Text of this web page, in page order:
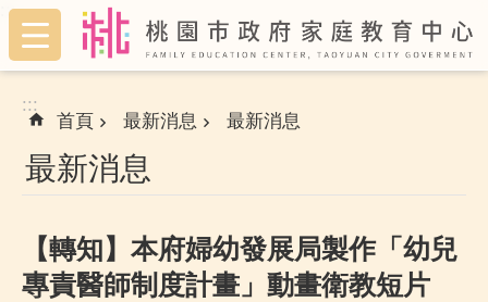
跳到主要內容區塊
:::
:::
首頁 最新消息 最新消息
最新消息
【轉知】本府婦幼發展局製作「幼兒
專責醫師制度計畫」動畫衛教短片